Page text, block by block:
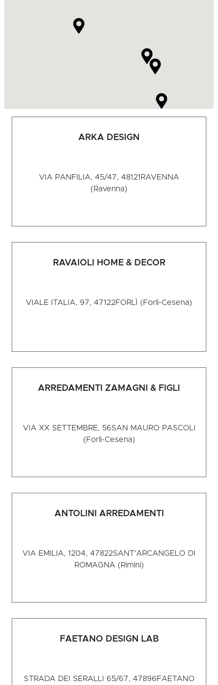
ARKA DESIGN
VIA PANFILIA, 45/47, 48121 RAVENNA
(Ravenna)
RAVAIOLI HOME & DECOR
VIALE ITALIA, 97, 47122FORLÌ (Forlì-Cesena)
ARREDAMENTI ZAMAGNI & FIGLI
VIA XX SETTEMBRE, 56SAN MAURO PASCOLI
(Forlì-Cesena)
ANTOLINI ARREDAMENTI
VIA EMILIA, 1204, 47822SANT'ARCANGELO DI
ROMAGNA (Rimini)
FAETANO DESIGN LAB
STRADA DEI SERALLI 65/67, 47896FAETANO